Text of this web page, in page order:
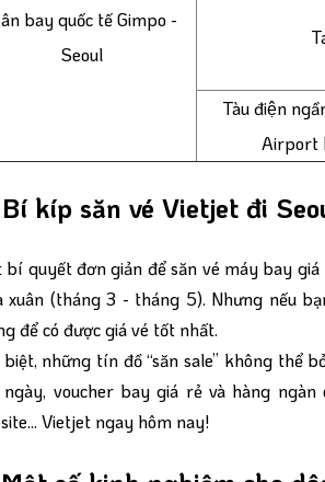
bay quốc tế Gimpo -
Seoul
Tàu điện
Airport
kíp săn vé Vietjet đi
bí quyết đơn giản để săn vé máy bay
xuân (tháng 3 - tháng 5). Nhưng nếu
để có được giá vé tốt nhất.
những tín đồ “săn sale” không thể
ngày, voucher bay giá rẻ và hàng
Vietjet ngay hôm nay!